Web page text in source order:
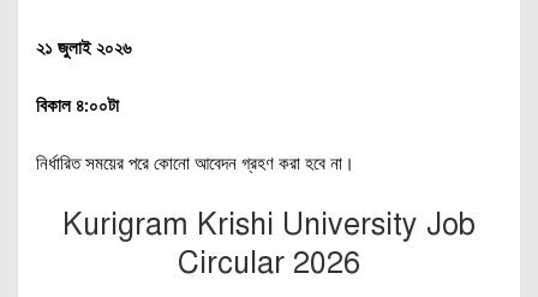
২১ জুলাই ২০২৬
বিকাল ৪:০০টা
নির্ধারিত সময়ের পরে কোনো আবেদন গ্রহণ করা হবে না।
Kurigram Krishi University Job
Circular 2026